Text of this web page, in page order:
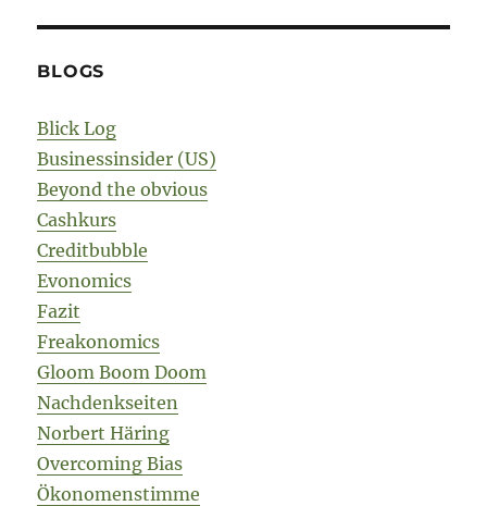
BLOGS
Blick Log
Businessinsider (US)
Beyond the obvious
Cashkurs
Creditbubble
Evonomics
Fazit
Freakonomics
Gloom Boom Doom
Nachdenkseiten
Norbert Häring
Overcoming Bias
Ökonomenstimme